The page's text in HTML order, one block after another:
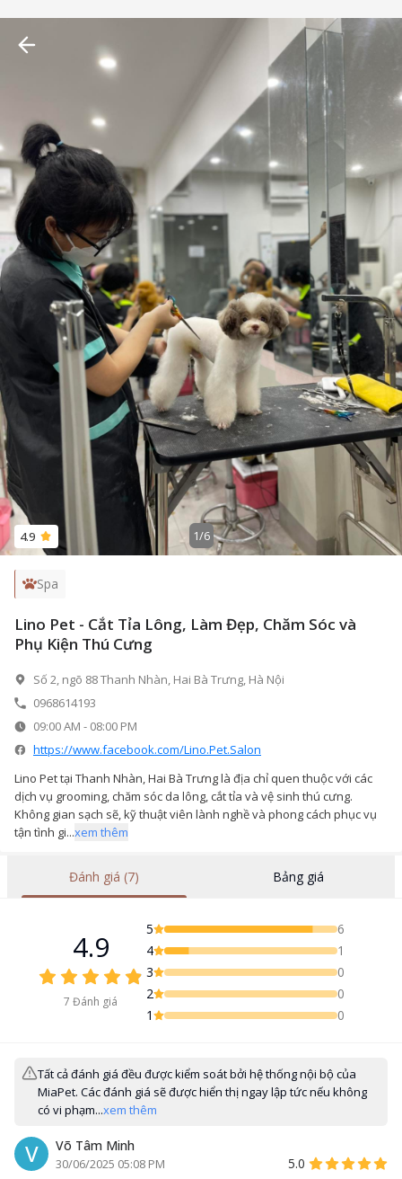
4.9 1/6
Spa
Lino Pet - Cắt Tỉa Lông, Làm Đẹp, Chăm Sóc và
Phụ Kiện Thú Cưng
Số 2, ngõ 88 Thanh Nhàn, Hai Bà Trưng, Hà Nội
0968614193
09:00 AM - 08:00 PM
https://www.facebook.com/Lino.Pet.Salon
Lino Pet tại Thanh Nhàn, Hai Bà Trưng là địa chỉ quen thuộc với các
dịch vụ grooming, chăm sóc da lông, cắt tỉa và vệ sinh thú cưng.
Không gian sạch sẽ, kỹ thuật viên lành nghề và phong cách phục vụ
tận tình gi...xem thêm
Đánh giá (7) Bảng giá
4.9
7 Đánh giá
5
6
4
1
3
0
2
0
1
0
Tất cả đánh giá đều được kiểm soát bởi hệ thống nội bộ của
MiaPet. Các đánh giá sẽ được hiển thị ngay lập tức nếu không
có vi phạm...xem thêm
V Võ Tâm Minh
30/06/2025 05:08 PM
5.0